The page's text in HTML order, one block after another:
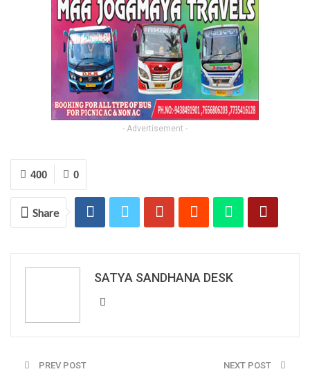
- Advertisement -
0
400
Share
SATYA SANDHANA DESK
PREV POST NEXT POST